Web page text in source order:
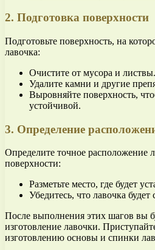
2. Подготовка поверхности
Подготовьте поверхность, на
лавочка:
Очистите от мусора и листвы.
Удалите камни и другие
Выровняйте поверхность,
устойчивой.
3. Определение
Определите точное расположение
поверхности:
Разметьте место, где будет
Убедитесь, что лавочка
После выполнения этих шагов вы
изготовление лавочки.
изготовлению основы и спинки